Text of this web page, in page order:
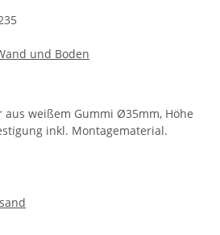
und Boden
weißem Gummi Ø35mm, Höhe
inkl. Montagematerial.